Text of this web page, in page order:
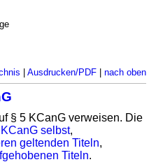
| Ausdrucken/PDF| nach oben
§ 5 KCanG verweisen. Die
KCanG selbst,
geltenden Titeln,
Titeln.